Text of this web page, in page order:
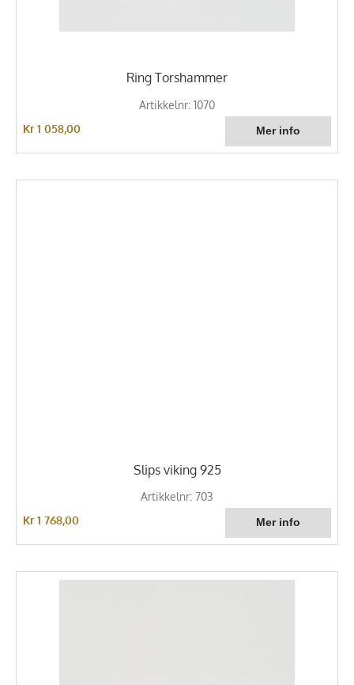
Ring Torshammer
Artikkelnr: 1070
Kr 1 058,00
Slips viking 925
Artikkelnr: 703
Kr 1 768,00